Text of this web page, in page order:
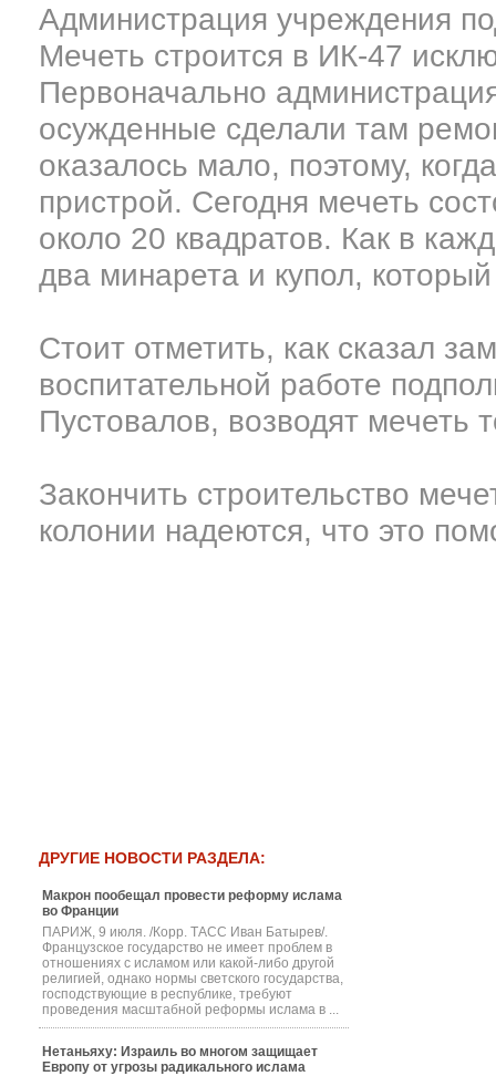
Администрация учреждения
Мечеть строится в ИК-47
Первоначально
осужденные сделали там
оказалось мало, поэтому,
пристрой. Сегодня мечеть
около 20 квадратов. Как в
два минарета и купол,
Стоит отметить, как сказал
воспитательной работе
Пустовалов, возводят мечеть
Закончить строительство
колонии надеются, что это
ДРУГИЕ НОВОСТИ РАЗДЕЛА:
Макрон пообещал провести реформу ислама
во Франции
ПАРИЖ, 9 июля. /Корр. ТАСС Иван Батырев/.
Французское государство не имеет проблем в
отношениях с исламом или какой-либо другой
религией, однако нормы светского государства,
господствующие в республике, требуют
проведения масштабной реформы ислама в ...
Нетаньяху: Израиль во многом защищает
Европу от угрозы радикального ислама